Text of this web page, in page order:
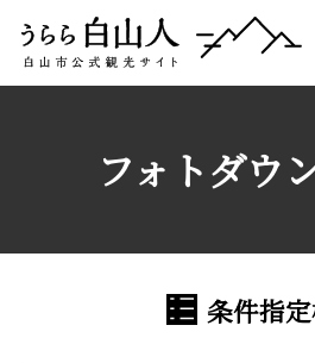
フォトダウ
条件指